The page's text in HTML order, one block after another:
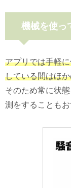
機械を使っ
アプリでは手軽
している間はほ
そのため常に状
測をすることもお